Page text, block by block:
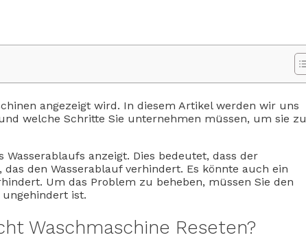
angezeigt wird. In diesem Artikel werden wir uns
welche Schritte Sie unternehmen müssen, um sie zu
anzeigt. Dies bedeutet, dass der
den Wasserablauf verhindert. Es könnte auch ein
Um das Problem zu beheben, müssen Sie den
ist.
Waschmaschine Reseten?